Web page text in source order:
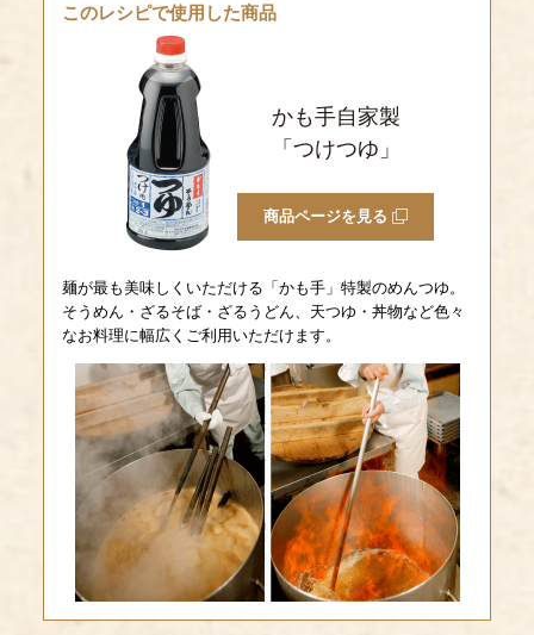
このレシピで使用した商品
かも手自家製
「つけつゆ」
商品ページを見る
麺が最も美味しくいただける「かも手」特製のめんつゆ。
そうめん・ざるそば・ざるうどん、天つゆ・丼物など色々
なお料理に幅広くご利用いただけます。